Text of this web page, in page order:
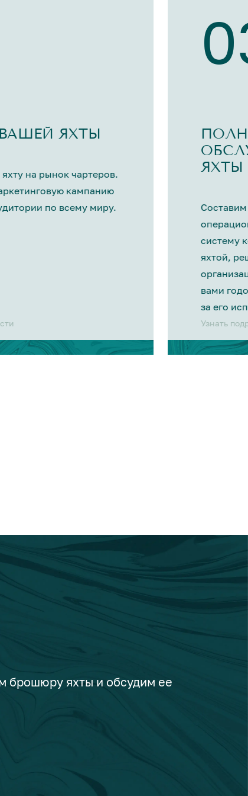
ЯХТЫ
на рынок чартеров.
кампанию
по всему миру.
ЯХТЫ
систему
яхтой,
вами
за его
Узнать
брошюру яхты и обсудим ее